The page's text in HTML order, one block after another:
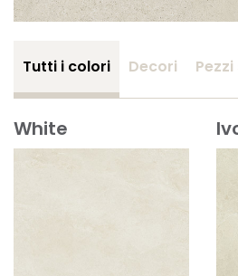
Tutti i colori Decori
White